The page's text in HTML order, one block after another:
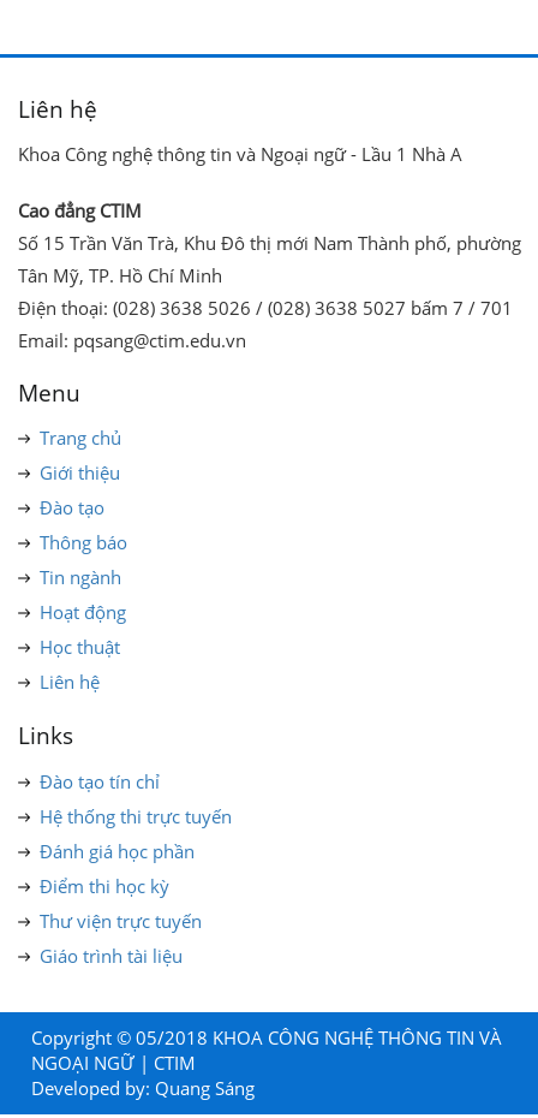
Liên hệ
Khoa Công nghệ thông tin và Ngoại ngữ - Lầu 1 Nhà A
Cao đẳng CTIM
Số 15 Trần Văn Trà, Khu Đô thị mới Nam Thành phố, phường
Tân Mỹ, TP. Hồ Chí Minh
Điện thoại: (028) 3638 5026 / (028) 3638 5027 bấm 7 / 701
Email: pqsang@ctim.edu.vn
Menu
Trang chủ
Giới thiệu
Đào tạo
Thông báo
Tin ngành
Hoạt động
Học thuật
Liên hệ
Links
Đào tạo tín chỉ
Hệ thống thi trực tuyến
Đánh giá học phần
Điểm thi học kỳ
Thư viện trực tuyến
Giáo trình tài liệu
Copyright © 05/2018 KHOA CÔNG NGHỆ THÔNG TIN VÀ
NGOẠI NGỮ | CTIM
Developed by: Quang Sáng